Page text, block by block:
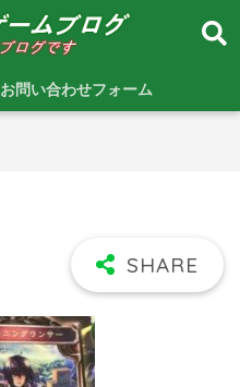
お問い合わせフォーム